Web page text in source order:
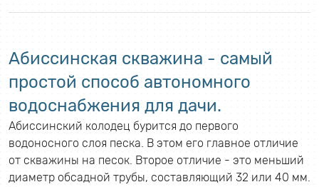
Абиссинская скважина - самый
простой способ автономного
водоснабжения для дачи.
Абиссинский колодец бурится до первого
водоносного слоя песка. В этом его главное отличие
от скважины на песок. Второе отличие - это меньший
диаметр обсадной трубы, составляющий 32 или 40 мм.